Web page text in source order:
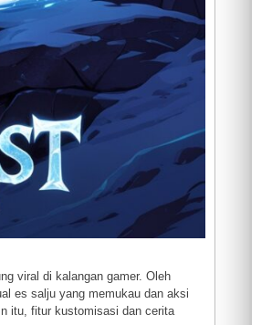
viral di kalangan gamer. Oleh
es salju yang memukau dan aksi
itu, fitur kustomisasi dan cerita